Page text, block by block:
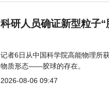
科研人员确证新型粒子“
记者6日从中国科学院高能物理所
物质形态——胶球的存在。
2026-08-06 09:47